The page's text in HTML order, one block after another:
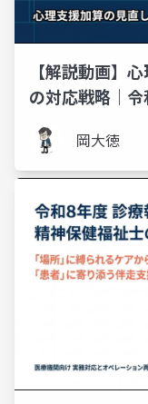
【解説動画】
の対応戦略｜
更点と3つの準備
岡大徳